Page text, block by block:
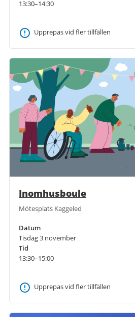
13:30–14:30
Upprepas vid fler tillfällen
Inomhusboule
Mötesplats Kaggeled
Datum
Tisdag 3 november
Tid
13:30–15:00
Upprepas vid fler tillfällen